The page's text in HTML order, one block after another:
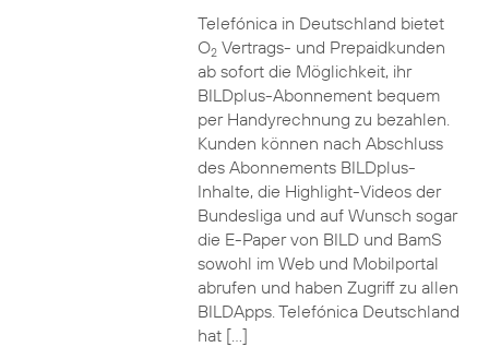
Telefónica in Deutschland bietet
O2Vertrags- und Prepaidkunden
ab sofort die Möglichkeit, ihr
BILDplus-Abonnement bequem
per Handyrechnung zu bezahlen.
Kunden können nach Abschluss
des Abonnements BILDplus-
Inhalte, die Highlight-Videos der
Bundesliga und auf Wunsch sogar
die E-Paper von BILD und BamS
sowohl im Web und Mobilportal
abrufen und haben Zugriff zu allen
BILDApps. Telefónica Deutschland
hat […]